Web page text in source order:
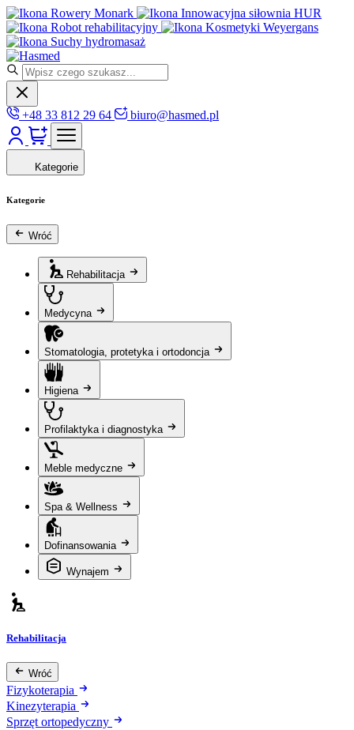
Rowery Monark
Innowacyjna siłownia HUR
Robot rehabilitacyjny
Kosmetyki Weyergans
Suchy hydromasaż
+48 33 812 29 64 biuro@hasmed.pl
Kategorie
Kategorie
Wróć
Rehabilitacja
Medycyna
Stomatologia, protetyka i ortodoncja
Higiena
Profilaktyka i diagnostyka
Meble medyczne
Spa & Wellness
Dofinansowania
Wynajem
Rehabilitacja
Wróć
Fizykoterapia
Kinezyterapia
Sprzęt ortopedyczny